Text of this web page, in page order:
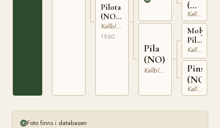
Pilota
(NO)
T-
22594
Kallblodig Travare
1960
Pila
(NO)
Kallblodig Travare
(NO)
T-
897
Kallblodig Travare
Molyn
Pil
(NO)
T-
216
Kallblodig Travare
(NO)
Kallblodig Travare
Foto finns i databasen